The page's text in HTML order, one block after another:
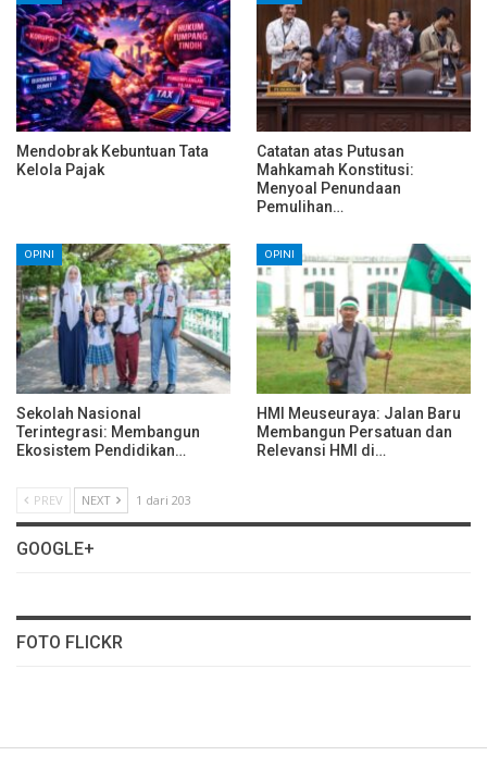
Mendobrak Kebuntuan Tata
Kelola Pajak
Catatan atas Putusan
Mahkamah Konstitusi:
Menyoal Penundaan
Pemulihan…
OPINI
Sekolah Nasional
Terintegrasi: Membangun
Ekosistem Pendidikan…
OPINI
HMI Meuseuraya: Jalan Baru
Membangun Persatuan dan
Relevansi HMI di…
PREV NEXT 1 dari 203
GOOGLE+
FOTO FLICKR